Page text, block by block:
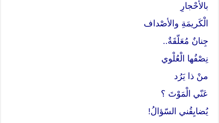
بالأحْجارِ
الْكَريمَةِ والأصْداف
جِنانٌ مُعَلّقَةٌ..
نِصْفُها الْعُلْوي
منْ ذا يَرُد
عَنّي الْمَوْتَ ؟
يُضايِقُني السّؤالُ!